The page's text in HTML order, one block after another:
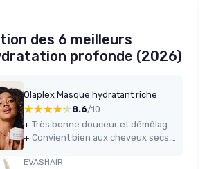
des 6 meilleurs
profonde (2026)
Olaplex Masque hydratant riche
★★★★★
★★★★★ 8.6/10
+
+
EVASHAIR